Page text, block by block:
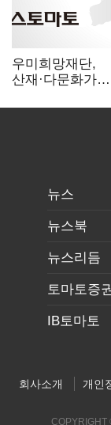
우미희망재단,
산재·다문화가정
해외캠프 성료
뉴스
뉴스북
뉴스리듬
토마토증
IB토마토
회사소개 개인
COPYRIGHT